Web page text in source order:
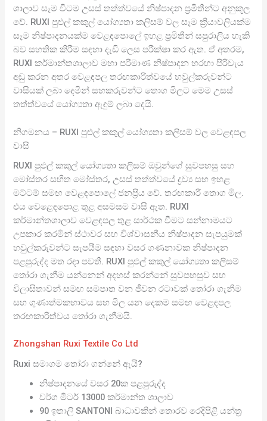
ශාලාව සෑම විටම උසස් තත්ත්වයේ නිෂ්පාදන ප්‍රමිතීන්ට අනුකූල
වේ. RUXI පුළුල් කකුල් යෝග්‍යතා කලිසම් වල සෑම ක්‍රියාවලියක්ම
සෑම නිෂ්පාදනයක්ම වෙළඳපොලේ ඉහළ ප්‍රමිතීන් සපුරාලිය හැකි
බව සහතික කිරීම සඳහා දැඩි ලෙස පරීක්ෂා කර ඇත. ඒ අතරම,
RUXI කර්මාන්තශාලාව මහා පරිමාණ නිෂ්පාදන හරහා පිරිවැය
අඩු කරන අතර වෙළඳපල තරඟකාරිත්වයේ හවුල්කරුවන්ට
වාසියක් ලබා දෙමින් සහකරුවන්ට තොග මිලට මෙම උසස්
තත්ත්වයේ යෝග්‍යතා ඇඳුම් ලබා දෙයි.
නිගමනය – RUXI පුළුල් කකුල් යෝග්‍යතා කලිසම් වල වෙළඳපල
වාසි
RUXI පුළුල් කකුල් යෝග්‍යතා කලිසම් ඔවුන්ගේ සුවපහසු සහ
මෝස්තර සහිත මෝස්තර, උසස් තත්ත්වයේ ද්‍රව්‍ය සහ ඉහළ
මට්ටම් සමඟ වෙළඳපොලේ ජනප්‍රිය වේ. තරඟකාරී තොග මිල.
එය වෙළෙඳපොළ තුළ අසමසම වාසි ඇත. RUXI
කර්මාන්තශාලාව වෙළඳපල තුළ සාර්ථක වීමට සන්නාමයට
උපකාර කරමින් ස්ථාවර සහ විශ්වාසනීය නිෂ්පාදන සැපයුමක්
හවුල්කරුවන්ට සැපයීම සඳහා වසර ගණනාවක නිෂ්පාදන
පළපුරුද්ද මත රඳා පවතී. RUXI පුළුල් කකුල් යෝග්‍යතා කලිසම්
තෝරා ගැනීම යන්නෙන් අදහස් කරන්නේ සුවපහසුව සහ
විලාසිතාවන් සමඟ සමපාත වන ජීවන රටාවක් තෝරා ගැනීම
සහ ගුණාත්මකභාවය සහ මිල යන දෙකම සමඟ වෙළඳපල
තරඟකාරිත්වය තෝරා ගැනීමයි.
Zhongshan Ruxi Textile Co Ltd
Ruxi සමාගම තෝරා ගන්නේ ඇයි?
නිෂ්පාදනයේ වසර 20ක පළපුරුද්ද
වර්ග මීටර් 13000 කර්මාන්ත ශාලාව
90 ඉතාලි SANTONI බාධාවකින් තොරව රෙදිපිළි යන්ත්‍ර